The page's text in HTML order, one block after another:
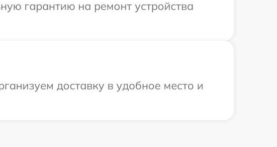
гарантию на ремонт устройства
доставку в удобное место и